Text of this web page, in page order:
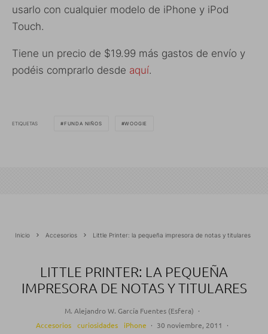
usarlo con cualquier modelo de iPhone y iPod
Touch.
Tiene un precio de $19.99 más gastos de envío y
podéis comprarlo desde aquí.
ETIQUETAS FUNDA NIÑOS WOOGIE
Inicio Accesorios Little Printer: la pequeña impresora de notas y titulares
LITTLE PRINTER: LA PEQUEÑA
IMPRESORA DE NOTAS Y TITULARES
M. Alejandro W. García Fuentes (Esfera) ·
Accesorios
curiosidades iPhone · 30 noviembre, 2011
·